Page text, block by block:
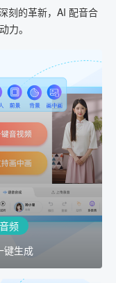
刻的革新，AI 配音合
力。
频
键生成
频
键生成
：基于全球领先的
力打造的AI音频制作
输入文本、选择发
可一键生成专业音